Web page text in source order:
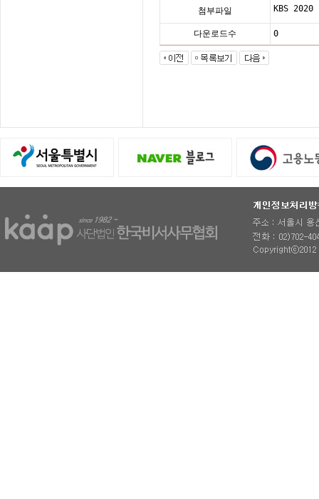
첨부파일 KBS 2020
다운로드수 0